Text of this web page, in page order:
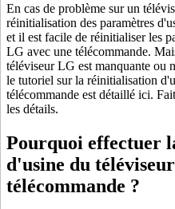
En cas de problème sur un
réinitialisation des paramètres
et il est facile de réinitialiser les
LG avec une télécommande.
téléviseur LG est manquante ou
le tutoriel sur la réinitialisation
télécommande est détaillé ici.
les détails.
Pourquoi effectuer
d'usine du
télécommande ?